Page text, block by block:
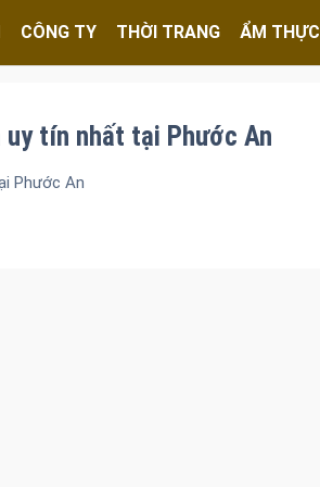
CÔNG TY THỜI TRANG ẨM THỰC
uy tín nhất tại Phước An
Phước An